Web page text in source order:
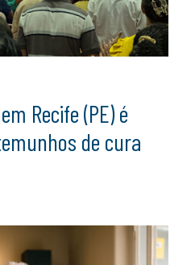
Recife (PE) é
de cura